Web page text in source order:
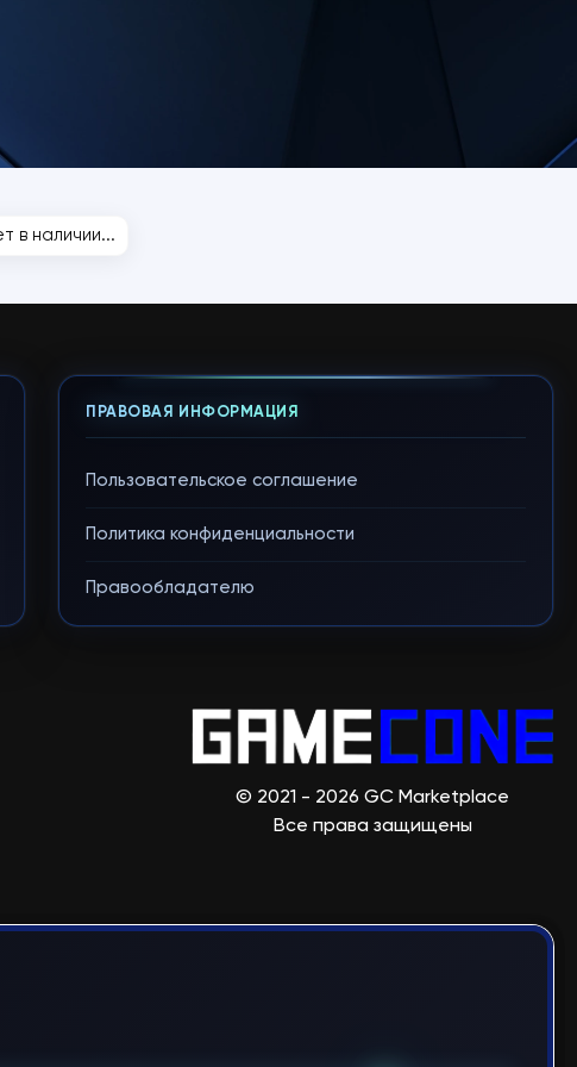
в наличии...
ПРАВОВАЯ ИНФОРМАЦИЯ
Пользовательское соглашение
Политика конфиденциальности
Правообладателю
© 2021 - 2026 GC Marketplace
Все права защищены